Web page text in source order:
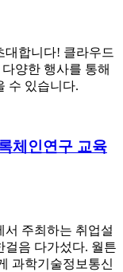
대합니다! 클라우드
양한 행사를 통해
수 있습니다.
체인연구 교육
주최하는 취업설
걸음 다가섰다. 월튼
과학기술정보통신